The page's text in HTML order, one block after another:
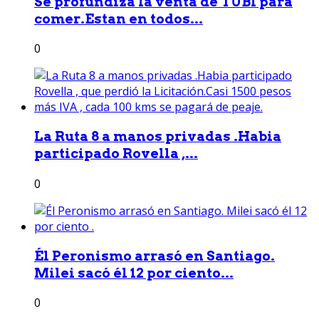
comer.Estan en todos...
0
La Ruta 8 a manos privadas .Habia
participado Rovella ,...
0
Él Peronismo arrasó en Santiago.
Milei sacó él 12 por ciento...
0